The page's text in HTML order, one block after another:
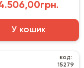
У кошик
код:
15279